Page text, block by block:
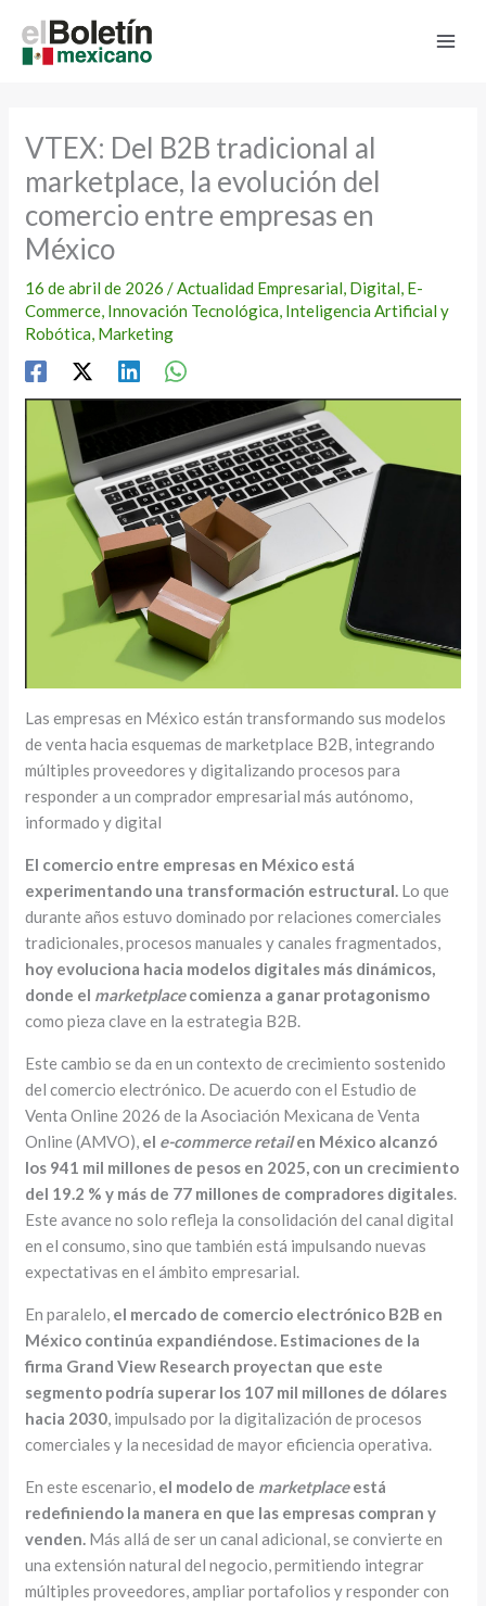
contenido
VTEX: Del B2B tradicional al
marketplace, la evolución del
comercio entre empresas en
México
16 de abril de 2026/Actualidad Empresarial, Digital, E-
Commerce, Innovación Tecnológica, Inteligencia Artificial y
Robótica, Marketing
Las empresas en México están transformando sus modelos
de venta hacia esquemas de marketplace B2B, integrando
múltiples proveedores y digitalizando procesos para
responder a un comprador empresarial más autónomo,
informado y digital
El comercio entre empresas en México está
experimentando una transformación estructural. Lo que
durante años estuvo dominado por relaciones comerciales
tradicionales, procesos manuales y canales fragmentados,
hoy evoluciona hacia modelos digitales más dinámicos,
donde el marketplacecomienza a ganar protagonismo
como pieza clave en la estrategia B2B.
Este cambio se da en un contexto de crecimiento sostenido
del comercio electrónico. De acuerdo con el Estudio de
Venta Online 2026 de la Asociación Mexicana de Venta
Online (AMVO), el e-commerce retailen México alcanzó
los 941 mil millones de pesos en 2025, con un crecimiento
del 19.2 % y más de 77 millones de compradores digitales.
Este avance no solo refleja la consolidación del canal digital
en el consumo, sino que también está impulsando nuevas
expectativas en el ámbito empresarial.
En paralelo, el mercado de comercio electrónico B2B en
México continúa expandiéndose. Estimaciones de la
firma Grand View Research proyectan que este
segmento podría superar los 107 mil millones de dólares
hacia 2030, impulsado por la digitalización de procesos
comerciales y la necesidad de mayor eficiencia operativa.
En este escenario, el modelo de marketplaceestá
redefiniendo la manera en que las empresas compran y
venden. Más allá de ser un canal adicional, se convierte en
una extensión natural del negocio, permitiendo integrar
múltiples proveedores, ampliar portafolios y responder con